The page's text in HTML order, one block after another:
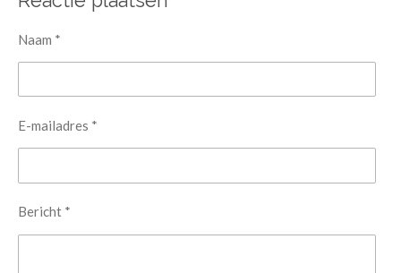
n
e
n
Naam *
E-mailadres *
Bericht *